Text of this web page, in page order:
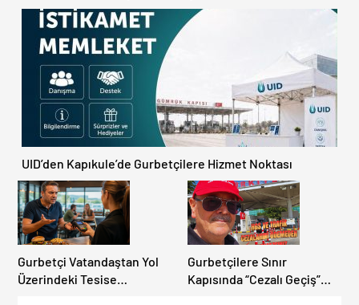
Kapıkule’de Yoğunluk
Artıyor!
Ülke Güncel Trafik Kuralları,
Avrupa Otoyol Hız Limitleri
UID’den Kapıkule’de Gurbetçilere Hizmet Noktası
Gurbetçi Vatandaştan Yol
Üzerindeki Tesise
Gurbetçilere Sınır
Kapısında “Cezalı Geçiş”